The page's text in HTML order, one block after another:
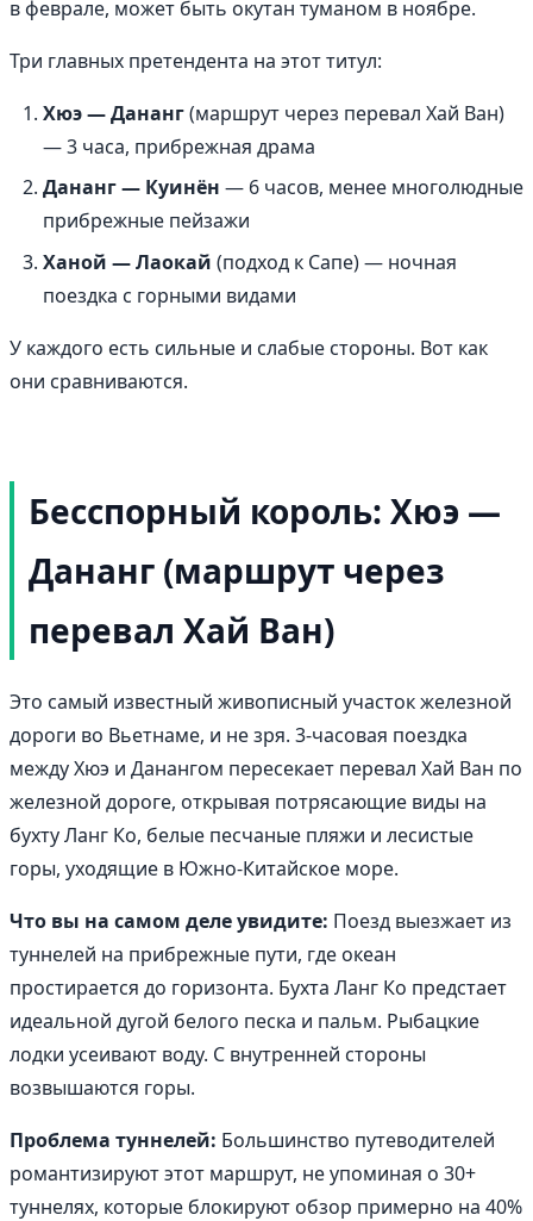
в феврале, может быть окутан туманом в ноябре.
Три главных претендента на этот титул:
Хюэ — Дананг(маршрут через перевал Хай Ван)
— 3 часа, прибрежная драма
Дананг — Куинён — 6 часов, менее многолюдные
прибрежные пейзажи
Ханой — Лаокай (подход к Сапе) — ночная
поездка с горными видами
У каждого есть сильные и слабые стороны. Вот как
они сравниваются.
Бесспорный король: Хюэ —
Дананг (маршрут через
перевал Хай Ван)
Это самый известный живописный участок железной
дороги во Вьетнаме, и не зря. 3-часовая поездка
между Хюэ и Данангом пересекает перевал Хай Ван по
железной дороге, открывая потрясающие виды на
бухту Ланг Ко, белые песчаные пляжи и лесистые
горы, уходящие в Южно-Китайское море.
Что вы на самом деле увидите: Поезд выезжает из
туннелей на прибрежные пути, где океан
простирается до горизонта. Бухта Ланг Ко предстает
идеальной дугой белого песка и пальм. Рыбацкие
лодки усеивают воду. С внутренней стороны
возвышаются горы.
Проблема туннелей: Большинство путеводителей
романтизируют этот маршрут, не упоминая о 30+
туннелях, которые блокируют обзор примерно на 40%